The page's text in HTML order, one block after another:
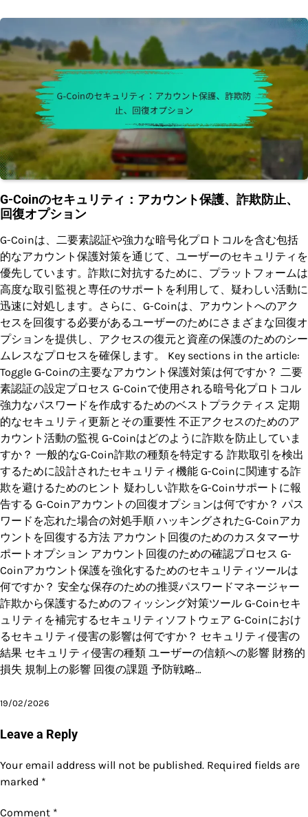
G-Coinのセキュリティ：アカウント保護、詐欺防止、
回復オプション
G-Coinは、二要素認証や強力な暗号化プロトコルを含む包括
的なアカウント保護対策を通じて、ユーザーのセキュリティを
優先しています。詐欺に対抗するために、プラットフォームは
高度な取引監視と専任のサポートを利用して、疑わしい活動に
迅速に対処します。さらに、G-Coinは、アカウントへのアク
セスを回復する必要があるユーザーのためにさまざまな回復オ
プションを提供し、アクセスの復元と資産の保護のためのシー
ムレスなプロセスを確保します。 Key sections in the article:
Toggle G-Coinの主要なアカウント保護対策は何ですか？ 二要
素認証の設定プロセス G-Coinで使用される暗号化プロトコル
強力なパスワードを作成するためのベストプラクティス 定期
的なセキュリティ更新とその重要性 不正アクセスのためのア
カウント活動の監視 G-Coinはどのように詐欺を防止していま
すか？ 一般的なG-Coin詐欺の種類を特定する 詐欺取引を検出
するために設計されたセキュリティ機能 G-Coinに関連する詐
欺を避けるためのヒント 疑わしい詐欺をG-Coinサポートに報
告する G-Coinアカウントの回復オプションは何ですか？ パス
ワードを忘れた場合の対処手順 ハッキングされたG-Coinアカ
ウントを回復する方法 アカウント回復のためのカスタマーサ
ポートオプション アカウント回復のための確認プロセス G-
Coinアカウント保護を強化するためのセキュリティツールは
何ですか？ 安全な保存のための推奨パスワードマネージャー
詐欺から保護するためのフィッシング対策ツール G-Coinセキ
ュリティを補完するセキュリティソフトウェア G-Coinにおけ
るセキュリティ侵害の影響は何ですか？ セキュリティ侵害の
結果 セキュリティ侵害の種類 ユーザーの信頼への影響 財務的
損失 規制上の影響 回復の課題 予防戦略…
19/02/2026
Leave a Reply
Your email address will not be published. Required fields are
marked *
Comment *